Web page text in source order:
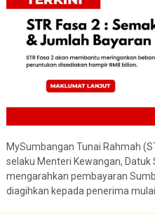
MySumbangan Tunai Rahmah
selaku Menteri Kewangan,
mengarahkan pembayaran
diagihkan kepada penerima